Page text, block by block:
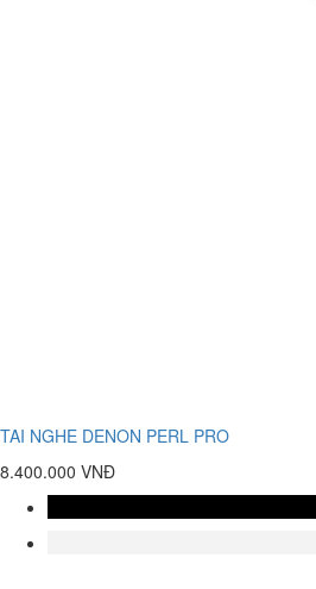
TAI NGHE DENON PERL PRO
8.400.000 VNĐ